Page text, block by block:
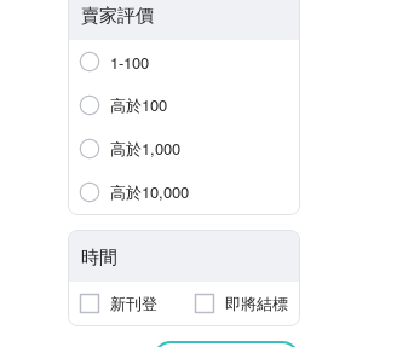
賣家評價
1-100
高於100
高於1,000
高於10,000
時間
新刊登 即將結標